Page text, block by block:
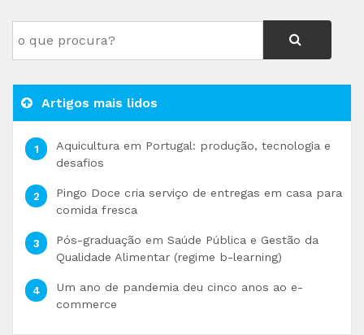
Artigos mais lidos
Aquicultura em Portugal: produção, tecnologia e
desafios
Pingo Doce cria serviço de entregas em casa para
comida fresca
Pós-graduação em Saúde Pública e Gestão da
Qualidade Alimentar (regime b-learning)
Um ano de pandemia deu cinco anos ao e-
commerce